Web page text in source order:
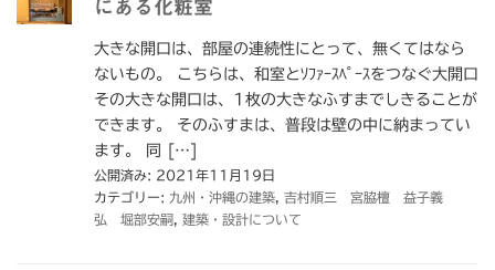
にある化粧室
大きな開口は、部屋の連続性にとって、無くてはなら
ないもの。 こちらは、和室とｿﾌｧｰｽﾍﾟｰｽをつなぐ大開口
その大きな開口は、1枚の大きなふすまでしきることが
できます。 そのふすまは、普段は壁の中に納まってい
ます。 同 […]
公開済み: 2021年11月19日
カテゴリー: 九州・沖縄の建築, 吉村順三 宮脇檀 益子義
弘 堀部安嗣, 建築・設計について